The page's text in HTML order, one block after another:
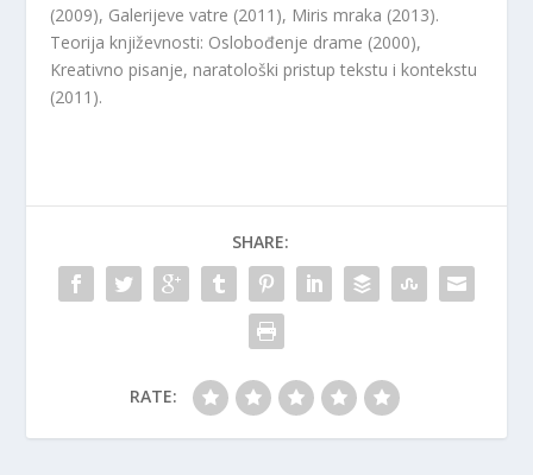
(2009), Galerijeve vatre (2011), Miris mraka (2013).
Teorija književnosti: Oslobođenje drame (2000),
Kreativno pisanje, naratološki pristup tekstu i kontekstu
(2011).
SHARE:
RATE: